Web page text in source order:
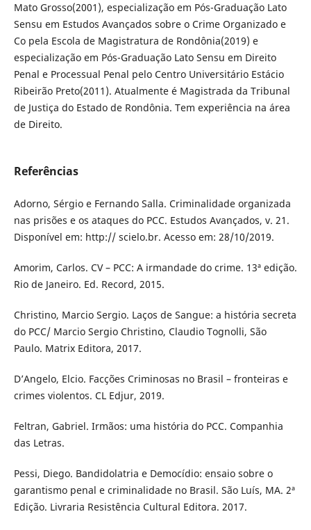
Mato Grosso(2001), especialização em Pós-Graduação Lato
Sensu em Estudos Avançados sobre o Crime Organizado e
Co pela Escola de Magistratura de Rondônia(2019) e
especialização em Pós-Graduação Lato Sensu em Direito
Penal e Processual Penal pelo Centro Universitário Estácio
Ribeirão Preto(2011). Atualmente é Magistrada da Tribunal
de Justiça do Estado de Rondônia. Tem experiência na área
de Direito.
Referências
Adorno, Sérgio e Fernando Salla. Criminalidade organizada
nas prisões e os ataques do PCC. Estudos Avançados, v. 21.
Disponível em: http:// scielo.br. Acesso em: 28/10/2019.
Amorim, Carlos. CV – PCC: A irmandade do crime. 13ª edição.
Rio de Janeiro. Ed. Record, 2015.
Christino, Marcio Sergio. Laços de Sangue: a história secreta
do PCC/ Marcio Sergio Christino, Claudio Tognolli, São
Paulo. Matrix Editora, 2017.
D’Angelo, Elcio. Facções Criminosas no Brasil – fronteiras e
crimes violentos. CL Edjur, 2019.
Feltran, Gabriel. Irmãos: uma história do PCC. Companhia
das Letras.
Pessi, Diego. Bandidolatria e Democídio: ensaio sobre o
garantismo penal e criminalidade no Brasil. São Luís, MA. 2ª
Edição. Livraria Resistência Cultural Editora. 2017.